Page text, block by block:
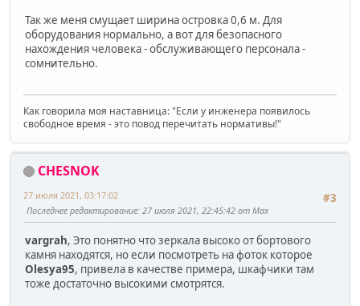
Так же меня смущает ширина островка 0,6 м. Для
оборудования нормально, а вот для безопасного
нахождения человека - обслуживающего персонала -
сомнительно.
Как говорила моя наставница: "Если у инженера появилось
свободное время - это повод перечитать нормативы!"
CHESNOK
#3
27 июля 2021, 03:17:02
Последнее редактирование: 27 июля 2021, 22:45:42 от Max
vargrah, Это понятно что зеркала высоко от бортового
камня находятся, но если посмотреть на фоток которое
Olesya95, привела в качестве примера, шкафчики там
тоже достаточно высокими смотрятся.